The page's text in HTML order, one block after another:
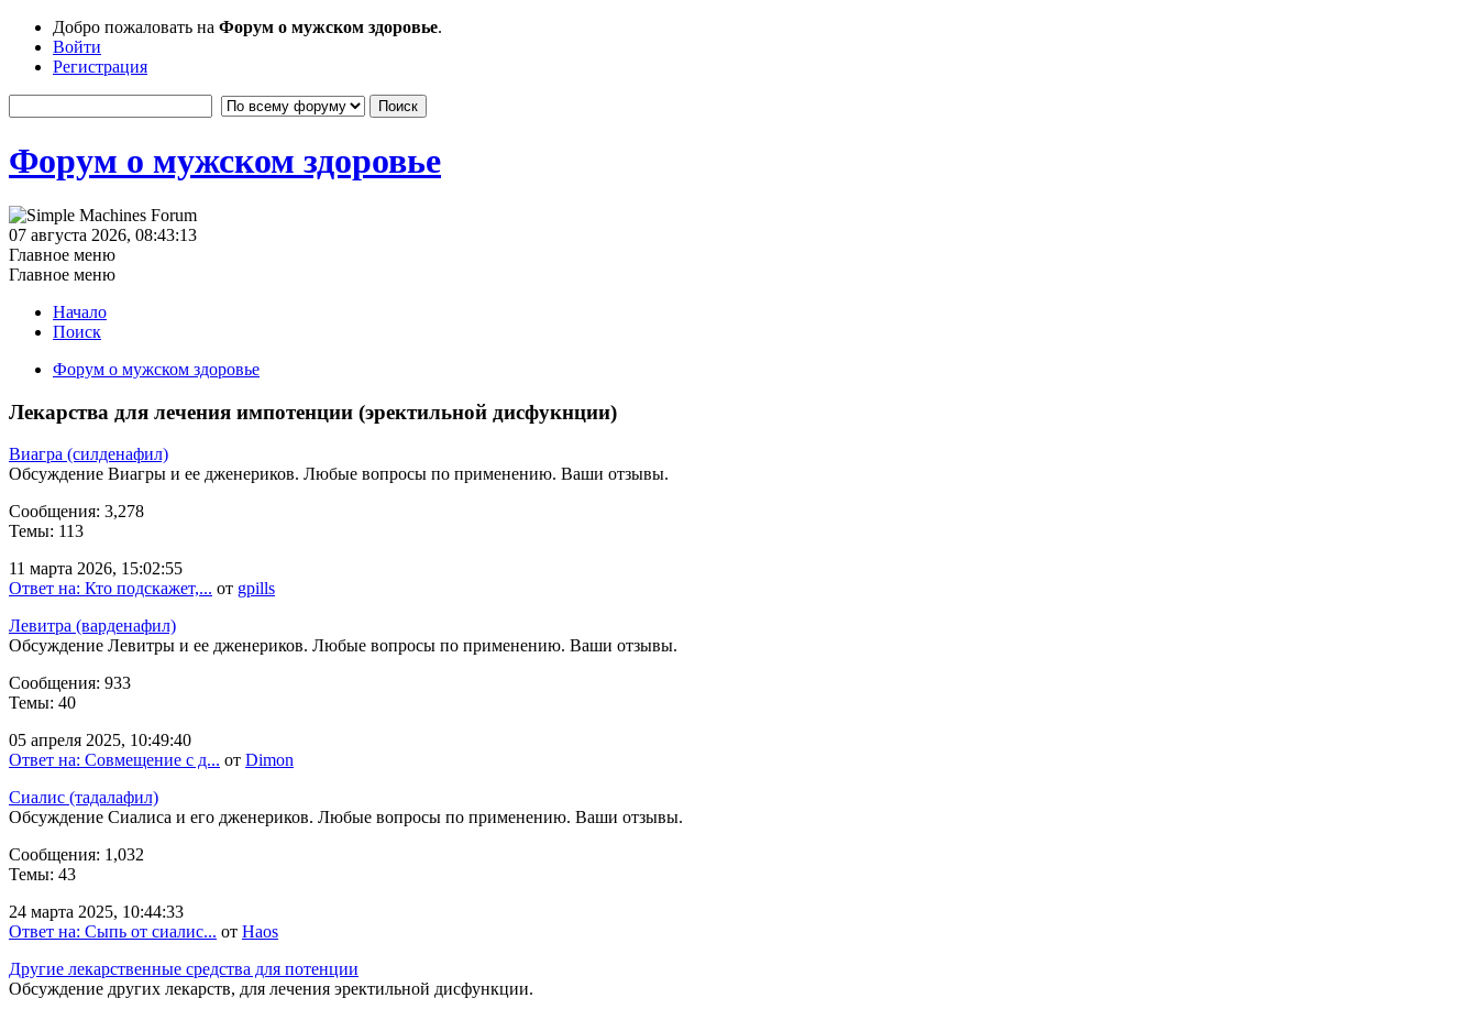
Добро пожаловать на Форум о мужском здоровье.
Войти
Регистрация
Форум о мужском здоровье
07 августа 2026, 08:43:13
Главное меню
Главное меню
Начало
Поиск
Форум о мужском здоровье
Лекарства для лечения импотенции (эректильной дисфукнции)
Виагра (силденафил)
Обсуждение Виагры и ее дженериков. Любые вопросы по применению. Ваши отзывы.
Сообщения: 3,278
Темы: 113
11 марта 2026, 15:02:55
Ответ на: Кто подскажет,... от gpills
Левитра (варденафил)
Обсуждение Левитры и ее дженериков. Любые вопросы по применению. Ваши отзывы.
Сообщения: 933
Темы: 40
05 апреля 2025, 10:49:40
Ответ на: Совмещение с д... от Dimon
Сиалис (тадалафил)
Обсуждение Сиалиса и его дженериков. Любые вопросы по применению. Ваши отзывы.
Сообщения: 1,032
Темы: 43
24 марта 2025, 10:44:33
Ответ на: Сыпь от сиалис... от Haos
Другие лекарственные средства для потенции
Обсуждение других лекарств, для лечения эректильной дисфункции.